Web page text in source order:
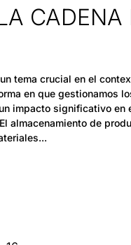
CADENA
tema crucial en el
en que gestionamos
impacto significativo en
almacenamiento de